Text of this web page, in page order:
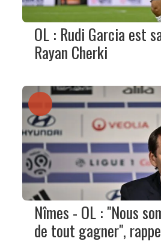
OL : Rudi Garcia est
Rayan Cherki
Nîmes - OL : "Nous
de tout gagner",